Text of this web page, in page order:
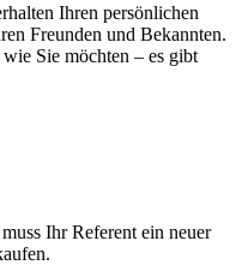
Ihren persönlichen
Freunden und Bekannten.
Sie möchten – es gibt
Ihr Referent ein neuer